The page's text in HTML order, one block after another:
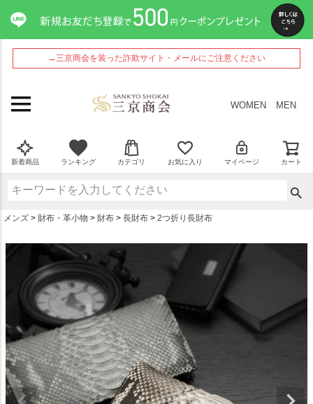
→三京商会を装った詐欺サイト・メールにご注意ください
WOMEN MEN
新着商品 ランキング カテゴリ お気に入り マイページ カート
メンズ 財布・革小物 財布 長財布 2つ折り長財布
ペー
ジト
ップ
へ